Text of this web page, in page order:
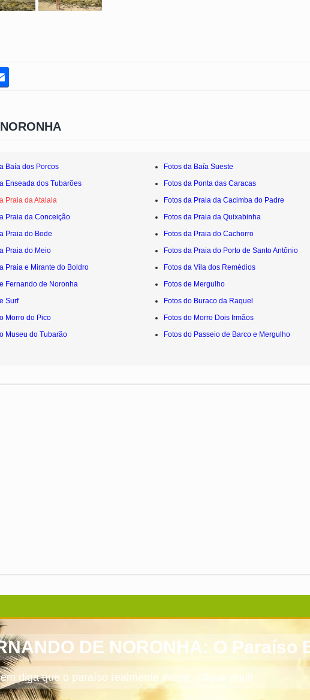
Baía dos Porcos
Fotos da Baía Sueste
Enseada dos Tubarões
Fotos da Ponta das Caracas
Praia da Atalaia
Fotos da Praia da Cacimba do Padre
Praia da Conceição
Fotos da Praia da Quixabinha
Praia do Bode
Fotos da Praia do Cachorro
Praia do Meio
Fotos da Praia do Porto de Santo Antônio
Praia e Mirante do Boldro
Fotos da Vila dos Remédios
Fernando de Noronha
Fotos de Mergulho
Surf
Fotos do Buraco da Raquel
Morro do Pico
Fotos do Morro Dois Irmãos
Museu do Tubarão
Fotos do Passeio de Barco e Mergulho
DE NORONHA: O Paraíso
diga que o paraíso realmente existe. Clique aqui!